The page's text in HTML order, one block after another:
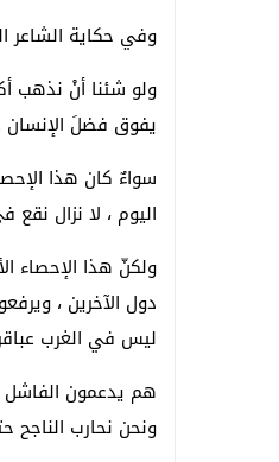
وفي حكاية الشاعر
ولو شئنا أنْ نذهب
يفوق فضلَ الإنسان
سواءٌ كان هذا
اليوم ، لا نزال نقع
ولكنّ هذا الإحصاء
دول الآخرين ،
ليس في الغرب
هم يدعمون
ونحن نحارب